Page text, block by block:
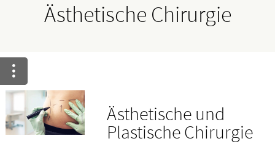
Ratgeber
Krankheiten & Therapie
HOMÖOPATHIE
Ästhetische Chirurgie
Ästhetische und
Plastische Chirurgie